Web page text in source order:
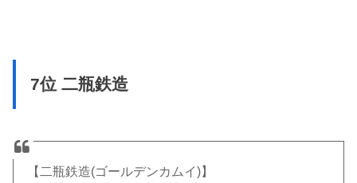
7位 二瓶鉄造
【二瓶鉄造(ゴールデンカムイ)】